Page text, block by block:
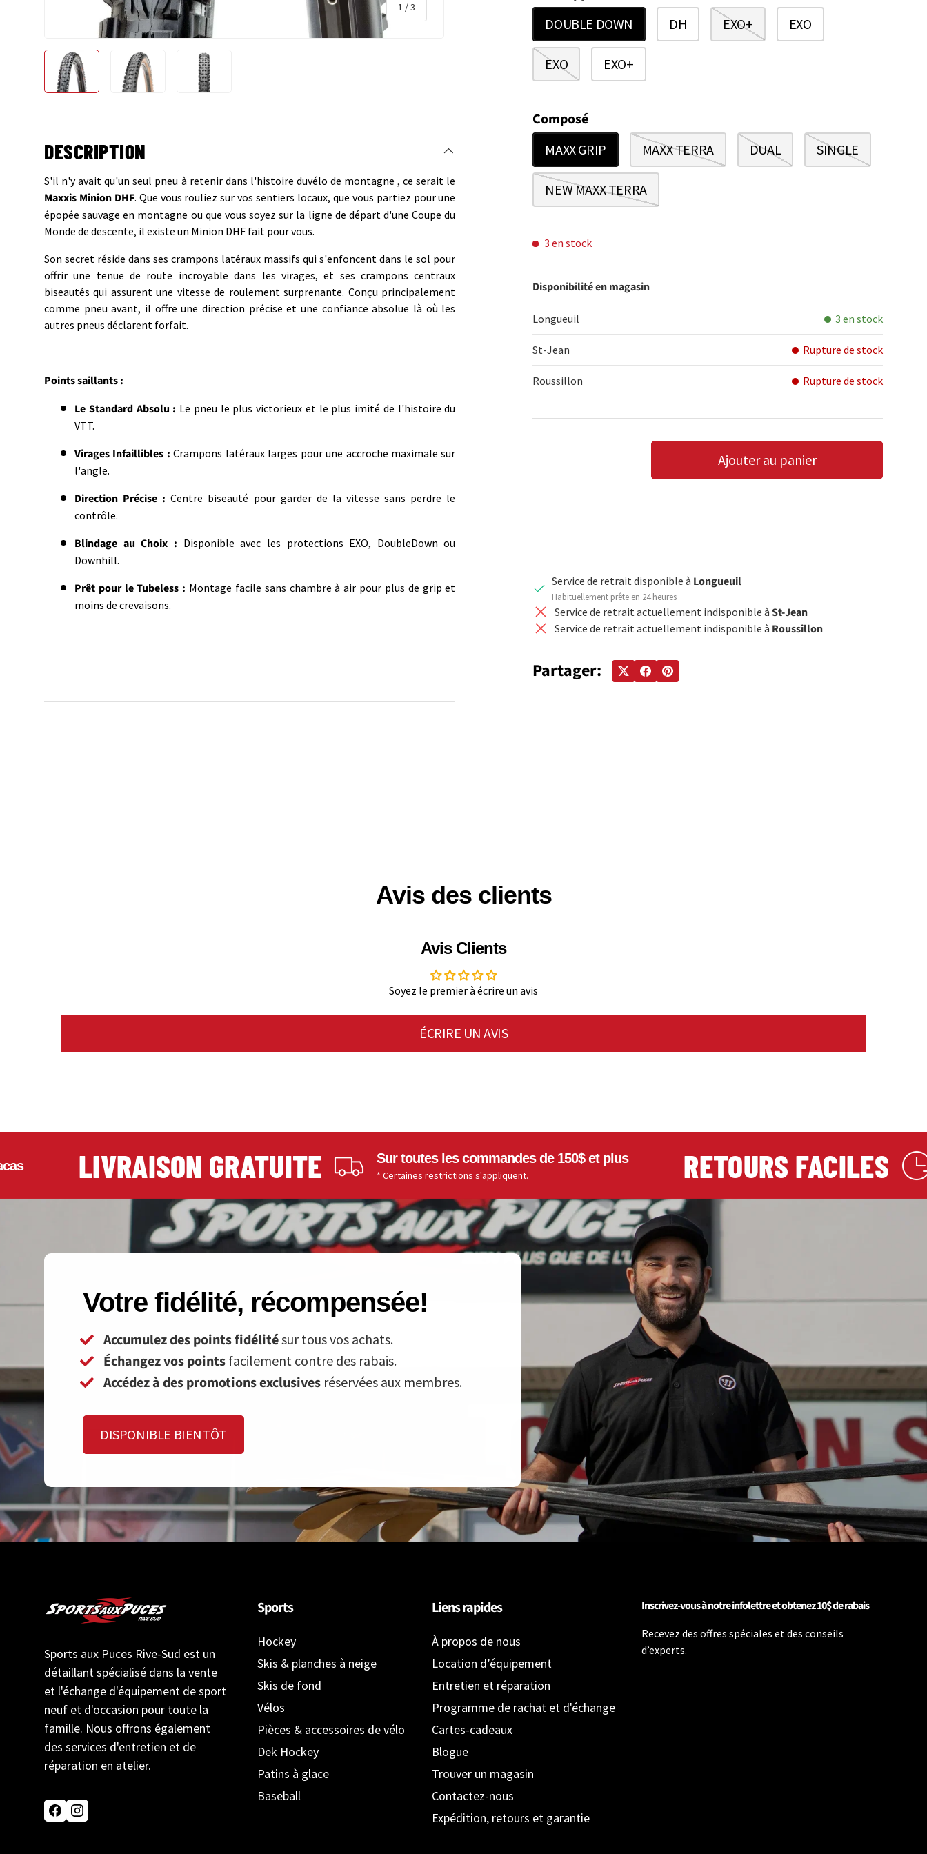
1 /de
3
DOUBLE DOWN DH EXO+ EXO
EXO EXO+
Composé
MAXX GRIP MAXX TERRA DUAL SINGLE
NEW MAXX TERRA
3 en stock
Disponibilité en magasin
Longueuil 3 en stock
St-Jean Rupture de stock
Roussillon Rupture de stock
AUGMENTER LA QUANTITÉ
Ajouter au panier
Service de retrait disponible à Longueuil
Habituellement prête en 24 heures
Service de retrait actuellement indisponible àSt-Jean
Service de retrait actuellement indisponible à Roussillon
Partager:
DESCRIPTION
S'il n'y avait qu'un seul pneu à retenir dans l'histoire duvélo de montagne , ce serait le
Maxxis Minion DHF. Que vous rouliez sur vos sentiers locaux, que vous partiez pour une
épopée sauvage en montagne ou que vous soyez sur la ligne de départ d'une Coupe du
Monde de descente, il existe un Minion DHF fait pour vous.
Son secret réside dans ses crampons latéraux massifs qui s'enfoncent dans le sol pour
offrir une tenue de route incroyable dans les virages, et ses crampons centraux
biseautés qui assurent une vitesse de roulement surprenante. Conçu principalement
comme pneu avant, il offre une direction précise et une confiance absolue là où les
autres pneus déclarent forfait.
Points saillants :
Le Standard Absolu : Le pneu le plus victorieux et le plus imité de l'histoire du
VTT.
Virages Infaillibles : Crampons latéraux larges pour une accroche maximale sur
l'angle.
Direction Précise : Centre biseauté pour garder de la vitesse sans perdre le
contrôle.
Blindage au Choix : Disponible avec les protections EXO, DoubleDown ou
Downhill.
Prêt pour le Tubeless : Montage facile sans chambre à air pour plus de grip et
moins de crevaisons.
Avis des clients
Avis Clients
Soyez le premier à écrire un avis
ÉCRIRE UN AVIS
LIVRAISON GRATUITE Sur toutes les commandes de 150$ et plus
* Certaines restrictions s'appliquent. RETOURS FACILES
Votre fidélité, récompensée!
Accumulez des points fidélitésur tous vos achats.
Échangez vos points facilement contre des rabais.
Accédez à des promotions exclusives réservées aux membres.
DISPONIBLE BIENTÔT
Sports aux Puces Rive-Sud est un
détaillant spécialisé dans la vente
et l'échange d'équipement de sport
neuf et d'occasion pour toute la
famille. Nous offrons également
des services d'entretien et de
réparation en atelier.
FacebookInstagram
Sports
Hockey
Skis & planches à neige
Skis de fond
Vélos
Pièces & accessoires de vélo
Dek Hockey
Patins à glace
Baseball
Liens rapides
À propos de nous
Location d’équipement
Entretien et réparation
Programme de rachat et d'échange
Cartes-cadeaux
Blogue
Trouver un magasin
Contactez-nous
Expédition, retours et garantie
Inscrivez-vous à notre infolettre et obtenez 10$ de rabais
Recevez des offres spéciales et des conseils
d’experts.